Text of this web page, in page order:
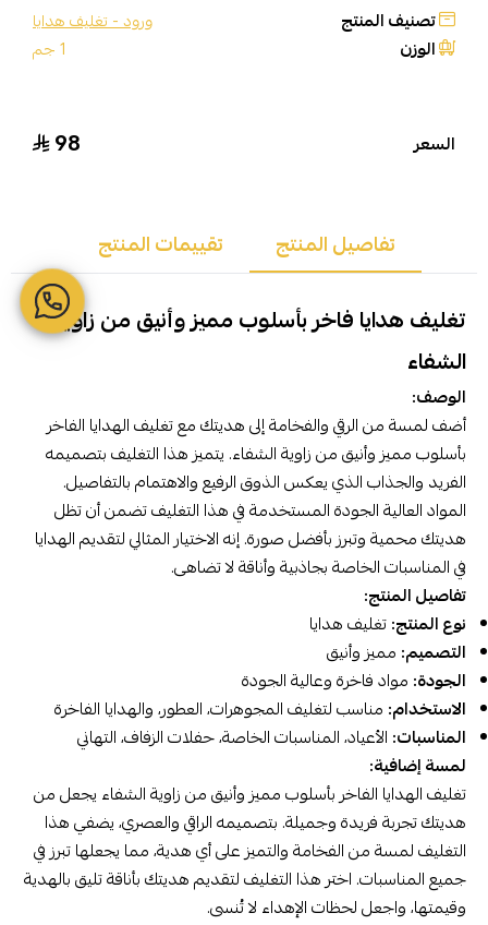
تصنيف المنتج ورود - تغليف هدايا
الوزن 1 جم
السعر 98
تفاصيل المنتج تقييمات المنتج
تغليف هدايا فاخر بأسلوب مميز وأنيق من زاوية
الشفاء
الوصف:
أضف لمسة من الرقي والفخامة إلى هديتك مع تغليف الهدايا الفاخر
بأسلوب مميز وأنيق من زاوية الشفاء. يتميز هذا التغليف بتصميمه
الفريد والجذاب الذي يعكس الذوق الرفيع والاهتمام بالتفاصيل.
المواد العالية الجودة المستخدمة في هذا التغليف تضمن أن تظل
هديتك محمية وتبرز بأفضل صورة. إنه الاختيار المثالي لتقديم الهدايا
في المناسبات الخاصة بجاذبية وأناقة لا تضاهى.
تفاصيل المنتج:
نوع المنتج:تغليف هدايا
التصميم: مميز وأنيق
الجودة: مواد فاخرة وعالية الجودة
الاستخدام: مناسب لتغليف المجوهرات، العطور، والهدايا الفاخرة
المناسبات: الأعياد، المناسبات الخاصة، حفلات الزفاف، التهاني
لمسة إضافية:
تغليف الهدايا الفاخر بأسلوب مميز وأنيق من زاوية الشفاء يجعل من
هديتك تجربة فريدة وجميلة. بتصميمه الراقي والعصري، يضفي هذا
التغليف لمسة من الفخامة والتميز على أي هدية، مما يجعلها تبرز في
جميع المناسبات. اختر هذا التغليف لتقديم هديتك بأناقة تليق بالهدية
وقيمتها، واجعل لحظات الإهداء لا تُنسى.